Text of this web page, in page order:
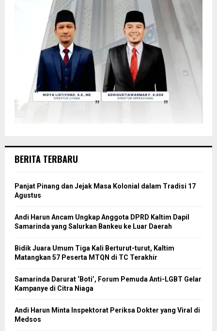
BERITA TERBARU
Panjat Pinang dan Jejak Masa Kolonial dalam Tradisi 17
Agustus
Andi Harun Ancam Ungkap Anggota DPRD Kaltim Dapil
Samarinda yang Salurkan Bankeu ke Luar Daerah
Bidik Juara Umum Tiga Kali Berturut-turut, Kaltim
Matangkan 57 Peserta MTQN di TC Terakhir
Samarinda Darurat ‘Boti’, Forum Pemuda Anti-LGBT Gelar
Kampanye di Citra Niaga
Andi Harun Minta Inspektorat Periksa Dokter yang Viral di
Medsos